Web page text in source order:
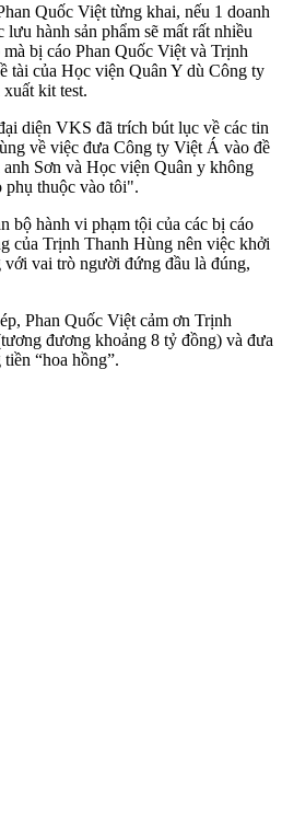
Quốc Việt từng khai, nếu 1 doanh
hành sản phẩm sẽ mất rất nhiều
bị cáo Phan Quốc Việt và Trịnh
tài của Học viện Quân Y dù Công ty
kit test.
diện VKS đã trích bút lục về các tin
về việc đưa Công ty Việt Á vào đề
Sơn và Học viện Quân y không
thuộc vào tôi".
bộ hành vi phạm tội của các bị cáo
của Trịnh Thanh Hùng nên việc khởi
vai trò người đứng đầu là đúng,
Phan Quốc Việt cảm ơn Trịnh
đương khoảng 8 tỷ đồng) và đưa
“hoa hồng”.